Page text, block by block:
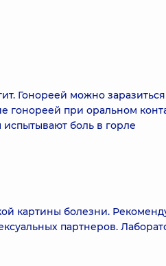
Гонореей можно
гонореей при оральном
боль в горле
картины болезни.
партнеров.